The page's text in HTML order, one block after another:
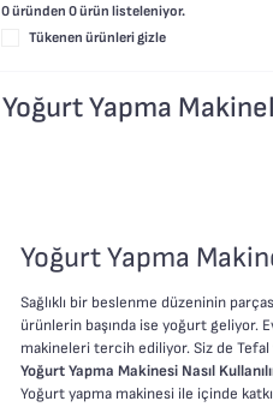
0 üründen 0ürün listeleniyor.
Tükenen ürünleri gizle
Yoğurt Yapma
Yoğurt Yapma
Sağlıklı bir beslenme düzeninin
ürünlerin başında ise yoğurt geliyor.
makineleri tercih ediliyor. Siz de Tefal
Yoğurt Yapma Makinesi Nasıl
Yoğurt yapma makinesi ile içinde katkı